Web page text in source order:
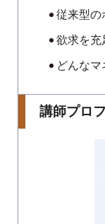
従来型の
欲求を充
どんな
講師プロ